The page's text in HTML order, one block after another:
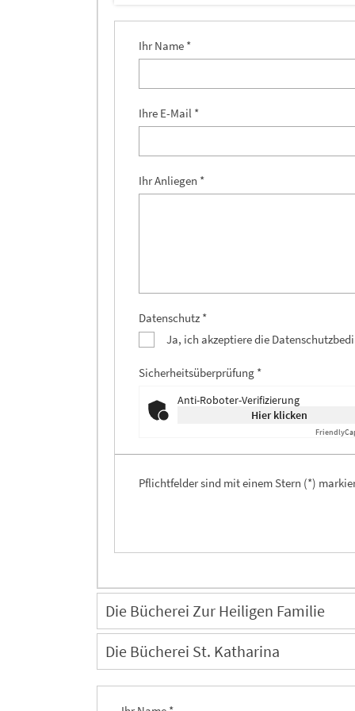
Ihr Name *
Ihre E-Mail *
Ihr Anliegen *
Datenschutz *
Ja, ich akzeptiere die
Sicherheitsüberprüfung *
Anti-Roboter-Verifizierung
Hier klicken
Friendly
Pflichtfelder sind mit einem Stern (*)
Die Bücherei Zur Heiligen Familie
Die Bücherei St. Katharina